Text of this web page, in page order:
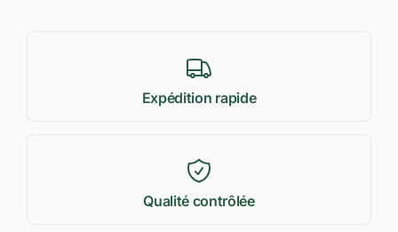
Expédition rapide
Qualité contrôlée